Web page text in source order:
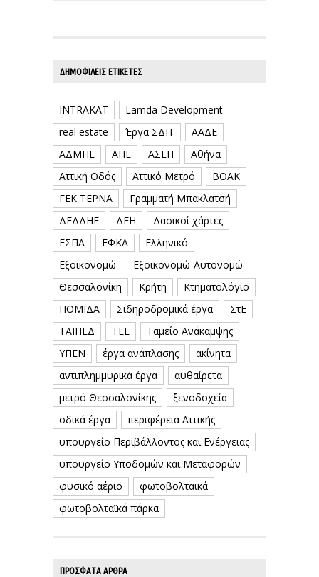
ΔΗΜΟΦΙΛΕΊΣ ΕΤΙΚΈΤΕΣ
INTRAKAT
Lamda Development
real estate
Έργα ΣΔΙΤ
ΑΑΔΕ
ΑΔΜΗΕ
ΑΠΕ ΑΣΕΠ
Αθήνα
Αττική Οδός
Αττικό Μετρό
ΒΟΑΚ
ΓΕΚ ΤΕΡΝΑ
Γραμματή Μπακλατσή
ΔΕΔΔΗΕ
ΔΕΗ
Δασικοί χάρτες
ΕΣΠΑ
ΕΦΚΑ
Ελληνικό
Εξοικονομώ
Εξοικονομώ-Αυτονομώ
Θεσσαλονίκη
Κρήτη
Κτηματολόγιο
ΠΟΜΙΔΑ
Σιδηροδρομικά έργα
ΣτΕ
ΤΑΙΠΕΔ
ΤΕΕ
Ταμείο Ανάκαμψης
ΥΠΕΝ
έργα ανάπλασης
ακίνητα
αντιπλημμυρικά έργα
αυθαίρετα
μετρό Θεσσαλονίκης
ξενοδοχεία
οδικά έργα
περιφέρεια Αττικής
υπουργείο Περιβάλλοντος και Ενέργειας
υπουργείο Υποδομών και Μεταφορών
φυσικό αέριο
φωτοβολταϊκά
φωτοβολταϊκά πάρκα
ΠΡΟΣΦΑΤΑ ΑΡΘΡΑ